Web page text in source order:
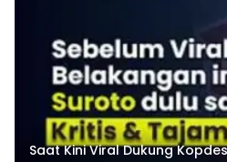
Saat Kini Viral Dukung